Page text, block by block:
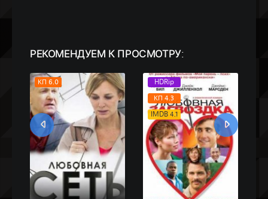
РЕКОМЕНДУЕМ К ПРОСМОТРУ:
КП 6.0
HDRip
КП 4.3
IMDB 4.1